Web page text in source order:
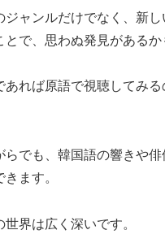
ジャンルだけでなく、新
とで、思わぬ発見があるか
あれば原語で視聴してみる
らでも、韓国語の響きや
ます。
界は広く深いです。